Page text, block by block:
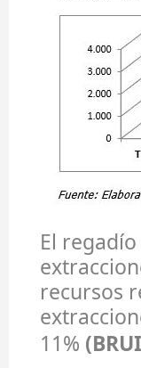
El
recursos
11%